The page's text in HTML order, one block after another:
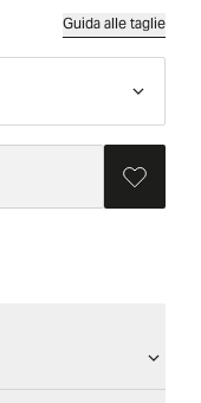
Guida alle taglie